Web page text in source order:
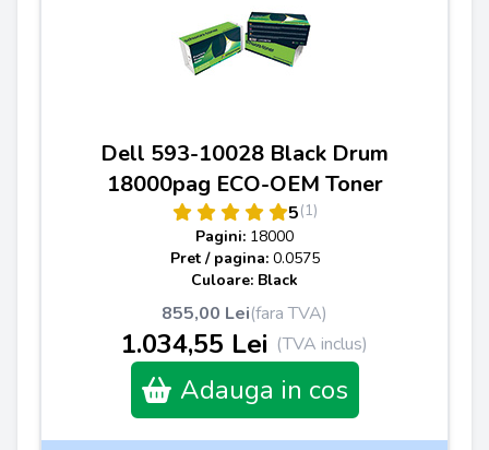
Dell 593-10028 Black Drum
18000pag ECO-OEM Toner
5(1)
Pagini: 18000
Pret / pagina: 0.0575
Culoare: Black
855,00 Lei(fara TVA)
1.034,55 Lei (TVA inclus)
Adauga in cos